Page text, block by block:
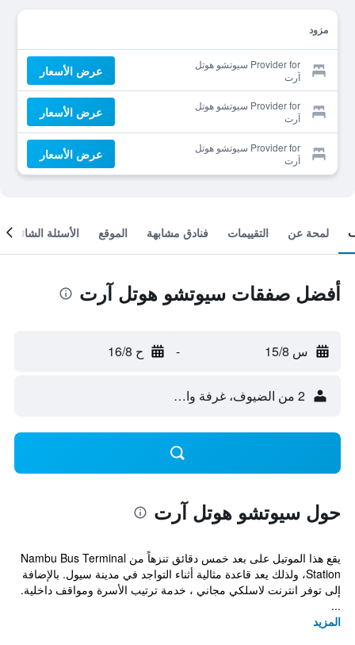
مزود
Provider for سيوتشو هوتل
آرت
عرض الأسعار
Provider for سيوتشو هوتل
آرت
عرض الأسعار
Provider for سيوتشو هوتل
آرت
عرض الأسعار
لمحة عن التقييمات فنادق مشابهة الموقع الأسئلة الشائعة
أفضل صفقات سيوتشو هوتل آرت
س 15/8 - ح 16/8
2 من الضيوف، غرفة واحدة
حول سيوتشو هوتل آرت
يقع هذا الموتيل على بعد خمس دقائق تنزهاً من Nambu Bus Terminal
Station، ولذلك يعد قاعدة مثالية أثناء التواجد في مدينة سيول. بالإضافة
إلى توفر انترنت لاسلكي مجاني ، خدمة ترتيب الأسرة ومواقف داخلية.
...
المزيد